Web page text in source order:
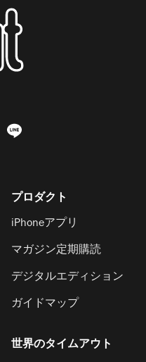
プロダクト
iPhoneアプリ
マガジン定期購読
デジタルエディション
ガイドマップ
世界のタイムアウト